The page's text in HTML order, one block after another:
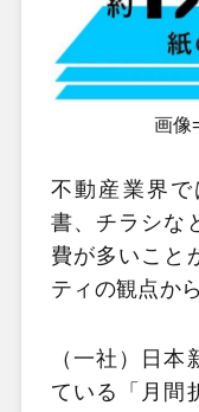
画像
不動産業界
書、チラシな
費が多いこと
ティの観点か
（一社）日
ている「月間